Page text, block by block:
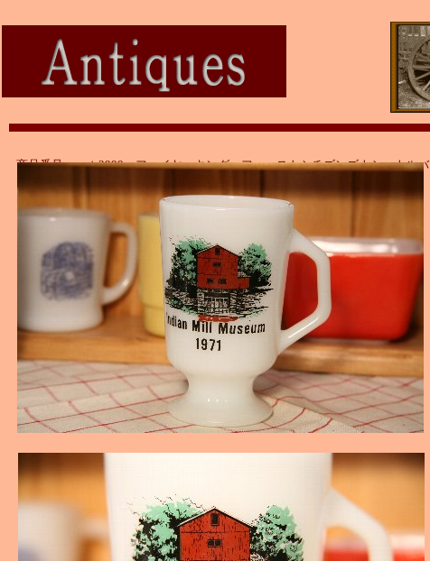
商品番号：ａｔ3999 ファイヤーキング ファーストシチズンズナショナルバ